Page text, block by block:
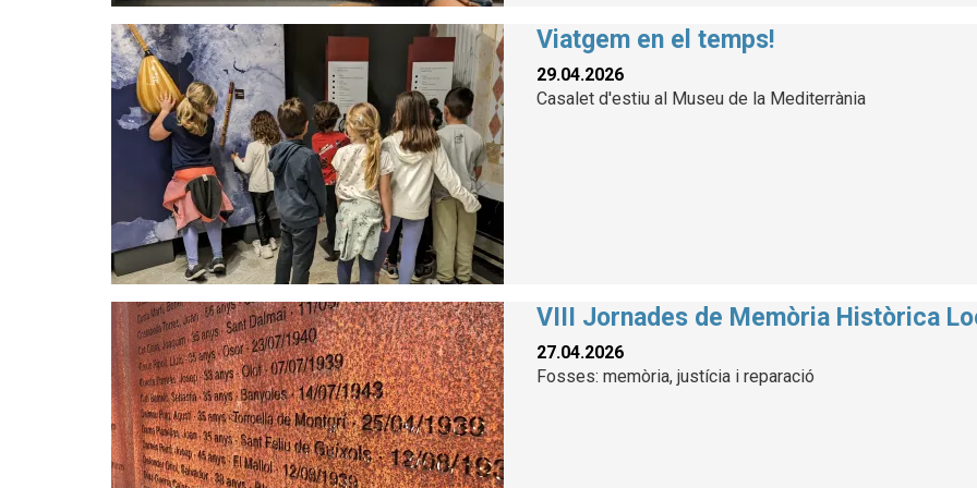
Viatgem en el temps!
29.04.2026
Casalet d'estiu al Museu de la Mediterrània
VIII Jornades de Memòria Històrica
27.04.2026
Fosses: memòria, justícia i reparació